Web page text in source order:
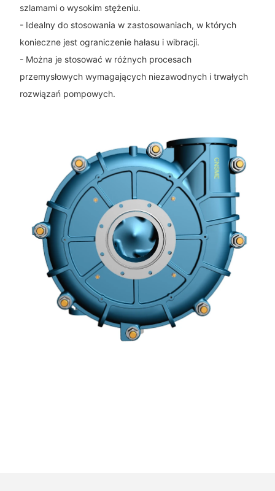
szlamami o wysokim stężeniu.
- Idealny do stosowania w zastosowaniach, w których
konieczne jest ograniczenie hałasu i wibracji.
- Można je stosować w różnych procesach
przemysłowych wymagających niezawodnych i trwałych
rozwiązań pompowych.